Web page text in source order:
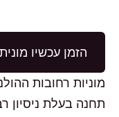
הזמן עכשיו מונית
תחנה בעלת ניסיון